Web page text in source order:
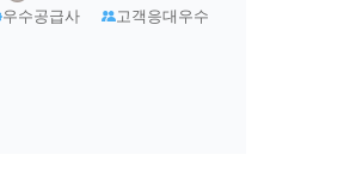
우수공급사 고객응대우수